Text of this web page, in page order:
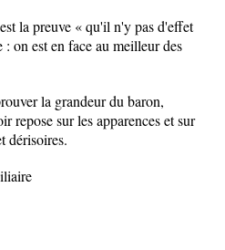
la preuve « qu'il n'y pas d'effet
on est en face au meilleur des
la grandeur du baron,
repose sur les apparences et sur
dérisoires.